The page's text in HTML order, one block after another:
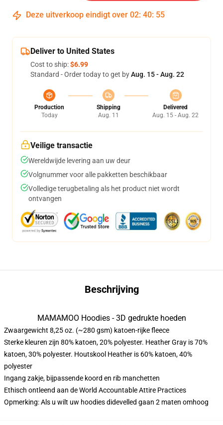
Deze uitverkoop eindigt over 02: 40: 54
Deliver to United States
Cost to ship:$6.99
Standard - Order today to get byAug. 15 - Aug. 22
Production
Today
Shipping
Aug. 11
Delivered
Aug. 15 - Aug. 22
Veilige transactie
Wereldwijde levering aan uw deur
Volgnummer voor alle pakketten beschikbaar
Volledige terugbetaling als het product niet wordt
ontvangen
Beschrijving
MAMAMOO Hoodies - 3D gedrukte hoeden
Zwaargewicht 8,25 oz. (~280 gsm) katoen-rijke fleece
Sterke kleuren zijn 80% katoen, 20% polyester. Heather Gray is 70%
katoen, 30% polyester. Houtskool Heather is 60% katoen, 40%
polyester
Ingang zakje, bijpassende koord en rib manchetten
Ethisch ontleend aan de World Accountable Attire Practices
Opmerking: Als u wilt uw hoodies didevelled gaan 2 maten omhoog